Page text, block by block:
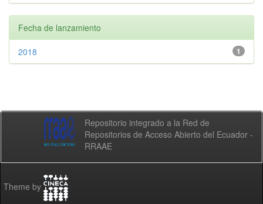
Fecha de lanzamiento
1
2018
Repositorio integrado a la Red de
Repositorios de Acceso Abierto del Ecuador -
RRAAE
Theme by